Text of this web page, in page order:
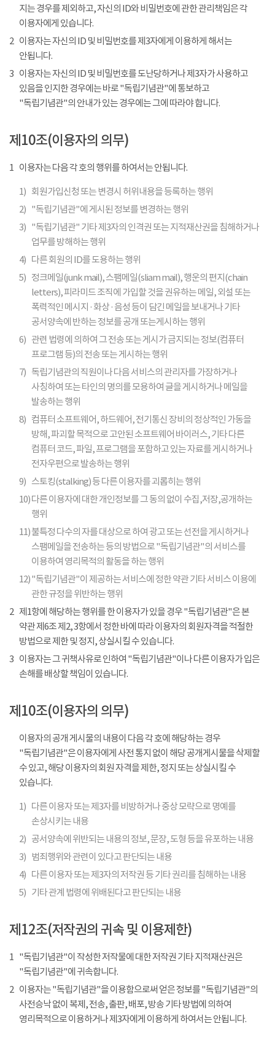
지는 경우를 제외하고, 자신의 ID와 비밀번호에 관한 관리책임은 각
이용자에게 있습니다.
2 이용자는 자신의 ID 및 비밀번호를 제3자에게 이용하게 해서는
안됩니다.
3 이용자는 자신의 ID 및 비밀번호를 도난당하거나 제3자가 사용하고
있음을 인지한 경우에는 바로 "독립기념관"에 통보하고
"독립기념관"의 안내가 있는 경우에는 그에 따라야 합니다.
제10조(이용자의 의무)
1 이용자는 다음 각 호의 행위를 하여서는 안됩니다.
1) 회원가입신청 또는 변경시 허위내용을 등록하는 행위
2) "독립기념관"에 게시된 정보를 변경하는 행위
3) "독립기념관" 기타 제3자의 인격권 또는 지적재산권을 침해하거나
업무를 방해하는 행위
4) 다른 회원의 ID를 도용하는 행위
5) 정크메일(junk mail), 스팸메일(sliam mail), 행운의 편지(chain
letters), 피라미드 조직에 가입할 것을 권유하는 메일, 외설 또는
폭력적인 메시지 · 화상 · 음성 등이 담긴 메일을 보내거나 기타
공서양속에 반하는 정보를 공개 또는게시하는 행위
6) 관련 법령에 의하여 그 전송 또는 게시가 금지되는 정보(컴퓨터
프로그램 등)의 전송 또는 게시하는 행위
7) 독립기념관의 직원이나 다음 서비스의 관리자를 가장하거나
사칭하여 또는 타인의 명의를 모용하여 글을 게시하거나 메일을
발송하는 행위
8) 컴퓨터 소프트웨어, 하드웨어, 전기통신 장비의 정상적인 가동을
방해, 파괴할 목적으로 고안된 소프트웨어 바이러스, 기타 다른
컴퓨터 코드, 파일, 프로그램을 포함하고 있는 자료를 게시하거나
전자우편으로 발송하는 행위
9) 스토킹(stalking) 등 다른 이용자를 괴롭히는 행위
10)다른 이용자에 대한 개인정보를 그 동의 없이 수집,저장,공개하는
행위
11)불특정 다수의 자를 대상으로 하여 광고 또는 선전을 게시하거나
스팸메일을 전송하는 등의 방법으로 "독립기념관"의 서비스를
이용하여 영리목적의 활동을 하는 행위
12)"독립기념관"이 제공하는 서비스에 정한 약관 기타 서비스 이용에
관한 규정을 위반하는 행위
2 제1항에 해당하는 행위를 한 이용자가 있을 경우 "독립기념관"은 본
약관 제6조 제2, 3항에서 정한 바에 따라 이용자의 회원자격을 적절한
방법으로 제한 및 정지, 상실시킬 수 있습니다.
3 이용자는 그 귀책사유로 인하여 "독립기념관"이나 다른 이용자가 입은
손해를 배상할 책임이 있습니다.
제10조(이용자의 의무)
이용자의 공개 게시물의 내용이 다음 각 호에 해당하는 경우
"독립기념관"은 이용자에게 사전 통지 없이 해당 공개게시물을 삭제할
수 있고, 해당 이용자의 회원 자격을 제한, 정지 또는 상실시킬 수
있습니다.
1) 다른 이용자 또는 제3자를 비방하거나 중상 모략으로 명예를
손상시키는 내용
2) 공서양속에 위반되는 내용의 정보, 문장, 도형 등을 유포하는 내용
3)
범죄행위와 관련이 있다고 판단되는 내용
4) 다른 이용자 또는 제3자의 저작권 등 기타 권리를 침해하는 내용
5) 기타 관계 법령에 위배된다고 판단되는 내용
제12조(저작권의 귀속 및 이용제한)
1 "독립기념관"이 작성한 저작물에 대한 저작권 기타 지적재산권은
"독립기념관"에 귀속합니다.
2 이용자는 "독립기념관"을 이용함으로써 얻은 정보를 "독립기념관"의
사전승낙 없이 복제, 전송, 출판, 배포, 방송 기타 방법에 의하여
영리목적으로 이용하거나 제3자에게 이용하게 하여서는 안됩니다.